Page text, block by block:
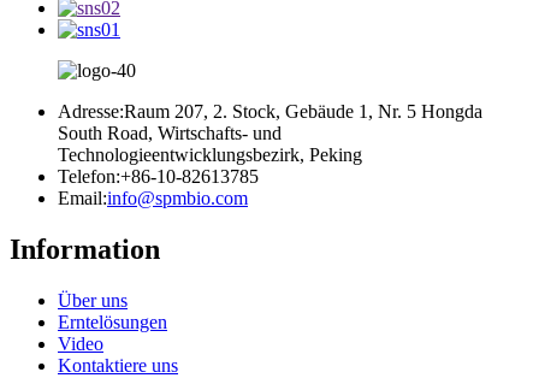
Adresse:Raum 207, 2. Stock, Gebäude 1, Nr. 5 Hongda
South Road, Wirtschafts- und
Technologieentwicklungsbezirk, Peking
Telefon:+86-10-82613785
Email:info@spmbio.com
Information
Über uns
Erntelösungen
Video
Kontaktiere uns